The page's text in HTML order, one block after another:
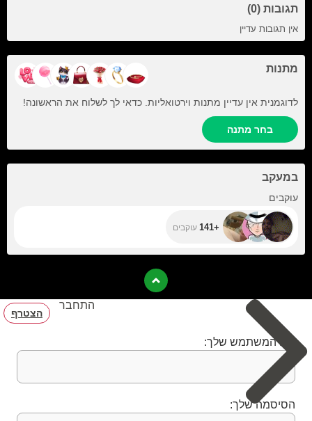
תגובות (0)
אין תגובות עדיין
מתנות
לדוגמנית אין עדיין מתנות וירטואליות. כדאי לך לשלוח את הראשונה!
בחר מתנה
במעקב
עוקבים
+141 עוקבים
התחבר
הצטרף
שם המשתמש שלך:
הסיסמה שלך: